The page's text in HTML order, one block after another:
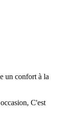
un confort à la
C'est